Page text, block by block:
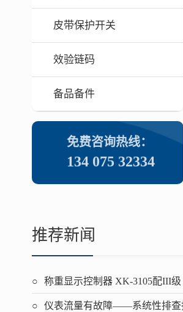
皮带保护开关
效验链码
备品备件
免费咨询热线：
134 075 32334
推荐新闻
称重显示控制器 XK-3105配III
仪表流量有故障——系统性排查